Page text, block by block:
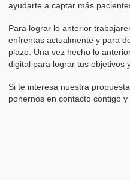
ayudarte a captar más
Para lograr lo anterior
enfrentas actualmente y para
plazo. Una vez hecho lo
digital para lograr tus objetivos
Si te interesa nuestra
ponernos en contacto contigo